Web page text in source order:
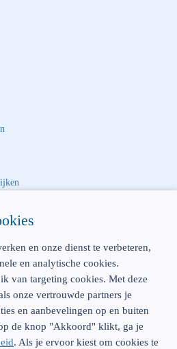
het beste product voor jou en betaal
300.014480
en onze dienst te verbeteren,
en analytische cookies.
van targeting cookies. Met deze
onze vertrouwde partners je
en aanbevelingen op en buiten
de knop "Akkoord" klikt, ga je
. Als je ervoor kiest om cookies te